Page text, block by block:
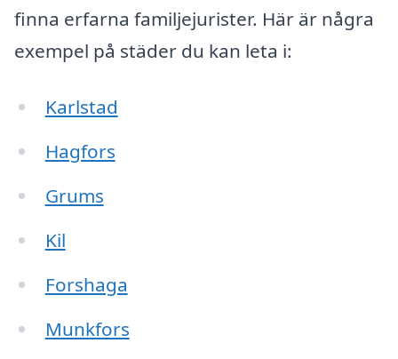
finna erfarna familjejurister. Här är några
exempel på städer du kan leta i:
Karlstad
Hagfors
Grums
Kil
Forshaga
Munkfors